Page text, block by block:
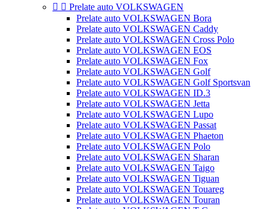
  Prelate auto VOLKSWAGEN
Prelate auto VOLKSWAGEN Bora
Prelate auto VOLKSWAGEN Caddy
Prelate auto VOLKSWAGEN Cross Polo
Prelate auto VOLKSWAGEN EOS
Prelate auto VOLKSWAGEN Fox
Prelate auto VOLKSWAGEN Golf
Prelate auto VOLKSWAGEN Golf Sportsvan
Prelate auto VOLKSWAGEN ID.3
Prelate auto VOLKSWAGEN Jetta
Prelate auto VOLKSWAGEN Lupo
Prelate auto VOLKSWAGEN Passat
Prelate auto VOLKSWAGEN Phaeton
Prelate auto VOLKSWAGEN Polo
Prelate auto VOLKSWAGEN Sharan
Prelate auto VOLKSWAGEN Taigo
Prelate auto VOLKSWAGEN Tiguan
Prelate auto VOLKSWAGEN Touareg
Prelate auto VOLKSWAGEN Touran